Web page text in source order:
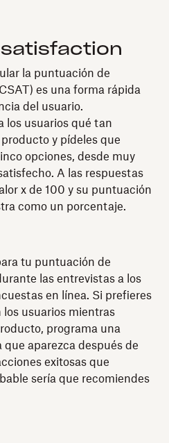
satisfaction
la puntuación de
es una forma rápida
del usuario.
los usuarios qué tan
y pídeles que
opciones, desde muy
A las respuestas
x de 100 y su puntuación
como un porcentaje.
tu puntuación de
las entrevistas a los
en línea. Si prefieres
usuarios mientras
programa una
aparezca después de
exitosas que
sería que recomiendes